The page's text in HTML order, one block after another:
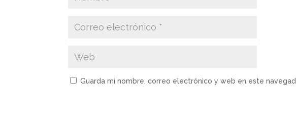
Guarda mi nombre, correo electrónico y web en este